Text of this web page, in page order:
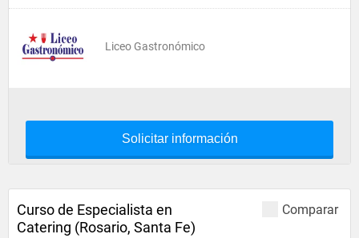
Liceo Gastronómico
Solicitar información
Comparar
Curso de Especialista en
Catering (Rosario, Santa Fe)